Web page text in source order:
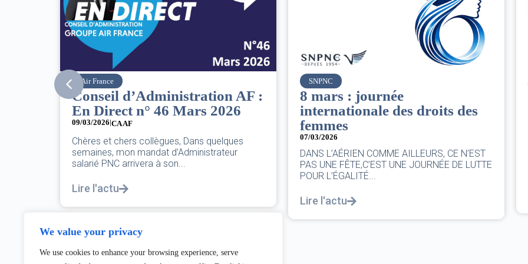
We value your privacy
We use cookies to enhance your browsing experience, serve
SNPNC
8 mars : journée
internationale des droits des
femmes
07/03/2026
DANS L’AÉRIEN COMME AILLEURS, CE N’EST
PAS UNE FÊTE,C’EST UNE JOURNÉE DE LUTTE
Air France
Le Conseil d’administration
du groupe AF : Qui, Quoi,
Comment ?
06/03/2026
Le Conseil, ce sont 11 personnes, il se réunit
au moins une fois chaque trimestre...
Lire l'actu